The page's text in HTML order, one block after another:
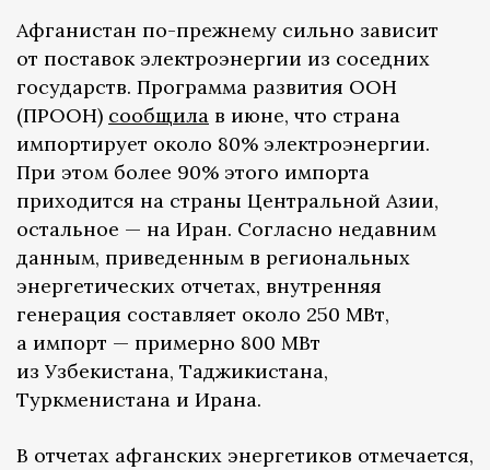
Афганистан по-прежнему сильно зависит
от поставок электроэнергии из соседних
государств. Программа развития ООН
(ПРООН) сообщила в июне, что страна
импортирует около 80% электроэнергии.
При этом более 90% этого импорта
приходится на страны Центральной Азии,
остальное — на Иран. Согласно недавним
данным, приведенным в региональных
энергетических отчетах, внутренняя
генерация составляет около 250 МВт,
а импорт — примерно 800 МВт
из Узбекистана, Таджикистана,
Туркменистана и Ирана.
В отчетах афганских энергетиков отмечается,